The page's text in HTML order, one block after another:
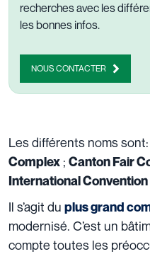
recherches avec les
les bonnes infos.
NOUS CONTACTER
Les différents noms sont:
Complex ; Canton Fair
International
Il s’agit du plus grand
modernisé. C’est un
compte toutes les